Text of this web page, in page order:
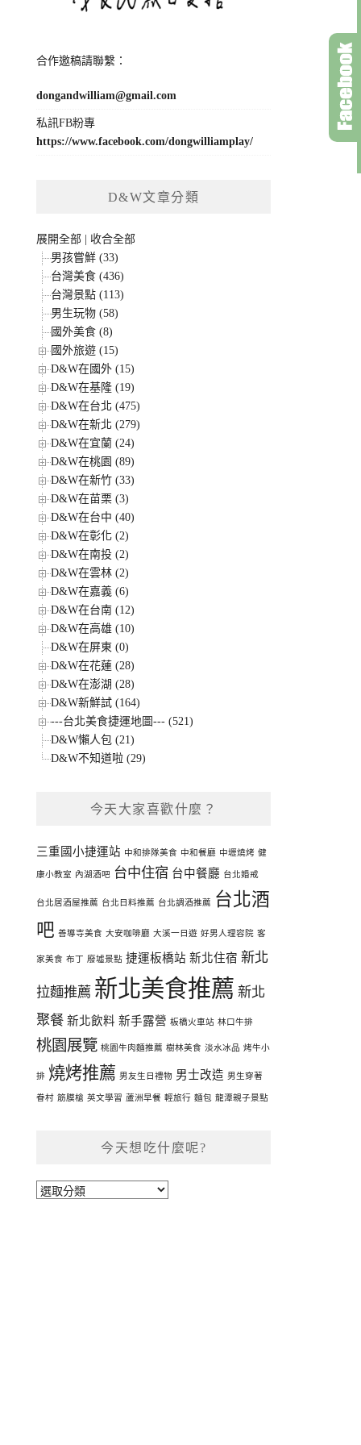
合作邀稿請聯繫：
dongandwilliam@gmail.com
私訊FB粉專
https://www.facebook.com/dongwilliamplay/
D&W文章分類
展開全部
收合全部
男孩嘗鮮 (33)
台灣美食 (436)
台灣景點 (113)
男生玩物 (58)
國外美食 (8)
國外旅遊 (15)
D&W在國外 (15)
D&W在基隆 (19)
D&W在台北 (475)
D&W在新北 (279)
D&W在宜蘭 (24)
D&W在桃園 (89)
D&W在新竹 (33)
D&W在苗栗 (3)
D&W在台中 (40)
D&W在彰化 (2)
D&W在南投 (2)
D&W在雲林 (2)
D&W在嘉義 (6)
D&W在台南 (12)
D&W在高雄 (10)
D&W在屏東 (0)
D&W在花蓮 (28)
D&W在澎湖 (28)
D&W新鮮試 (164)
---台北美食捷運地圖--- (521)
D&W懶人包 (21)
D&W不知道啦 (29)
今天大家喜歡什麼？
三重國小捷運站 中和排隊美食 中和餐廳 中壢燒烤 健
康小教室 內湖酒吧 台中住宿 台中餐廳 台北婚戒
台北居酒屋推薦 台北日料推薦 台北調酒推薦
台北酒
吧 善導寺美食 大安咖啡廳 大溪一日遊 好男人理容院 客
家美食 布丁 廢墟景點 捷運板橋站 新北住宿 新北
拉麵推薦 新北美食推薦 新北
聚餐 新北飲料 新手露營 板橋火車站 林口牛排
桃園展覽 桃園牛肉麵推薦 樹林美食 淡水冰品 烤牛小
排 燒烤推薦 男友生日禮物 男士改造 男生穿著
眷村 筋膜槍 英文學習 蘆洲早餐 輕旅行 麵包 龍潭親子景點
今天想吃什麼呢?
今